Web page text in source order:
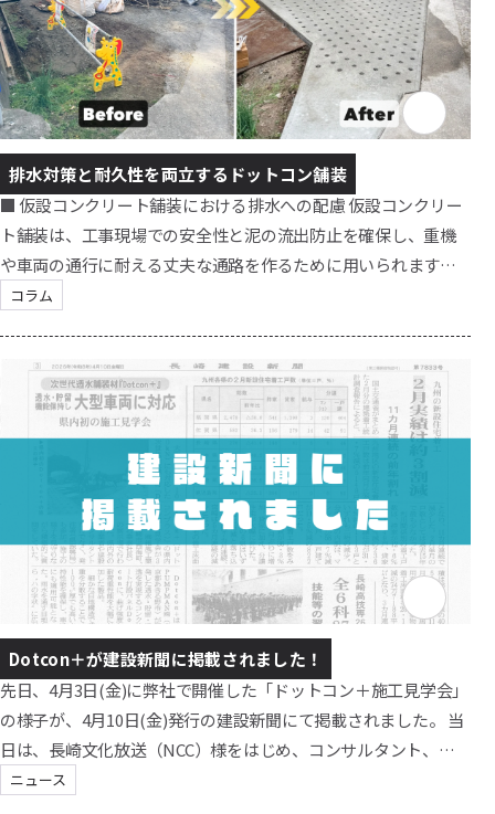
排水対策と耐久性を両立するドットコン舗装
■ 仮設コンクリート舗装における排水への配慮 仮設コンクリー
ト舗装は、工事現場での安全性と泥の流出防止を確保し、重機
や車両の通行に耐える丈夫な通路を作るために用いられます。
特にダンプや重機が頻繁に通行する現場では、土砂や砕石、簡
雨天時に水の逃げ場が限られ、水たまりができやすいため、通
常は側溝などの排水対策が必要です。水たまりは、作業効率の
低下や足元の滑りによる安全性への影響、車両通行...
コラム
Dotcon＋が建設新聞に掲載されました！
先日、4月3日(金)に弊社で開催した「ドットコン＋施工見学会」
の様子が、4月10日(金)発行の建設新聞にて掲載されました。 当
日は、長崎文化放送（NCC）様をはじめ、コンサルタント、長
崎振興局様など多くの関係者にご来場いただき、さらに県内外
ニュース